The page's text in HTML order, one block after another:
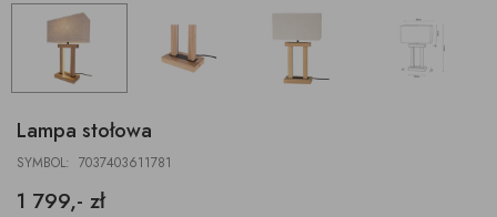
Lampa stołowa
SYMBOL: 7037403611781
1 799,- zł